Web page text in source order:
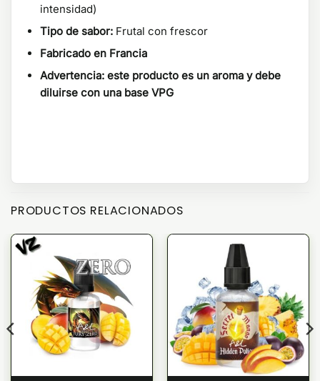
intensidad)
Tipo de sabor: Frutal con frescor
Fabricado en Francia
Advertencia: este producto es un aroma y debe
diluirse con una base VPG
PRODUCTOS RELACIONADOS